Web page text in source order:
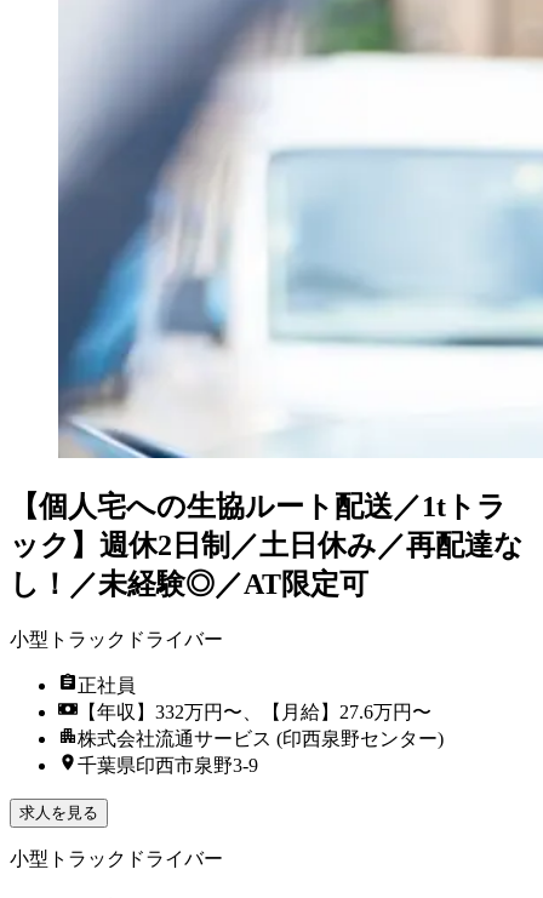
【個人宅への生協ルート配送／1tトラ
ック】週休2日制／土日休み／再配達な
し！／未経験◎／AT限定可
小型トラックドライバー
正社員
【年収】332万円〜、【月給】27.6万円〜
株式会社流通サービス (印西泉野センター)
千葉県印西市泉野3-9
求人を見る
小型トラックドライバー